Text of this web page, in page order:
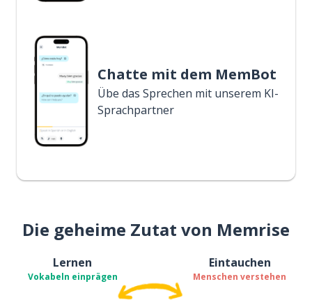
Chatte mit dem MemBot
Übe das Sprechen mit unserem KI-
Sprachpartner
Die geheime Zutat von Memrise
Lernen
Vokabeln einprägen
Eintauchen
Menschen verstehen